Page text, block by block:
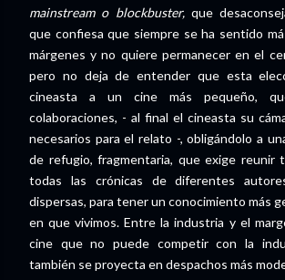
mainstream o blockbuster,que
que confiesa que siempre se ha sentido
márgenes y no quiere permanecer en el
pero no deja de entender que esta
cineasta a un cine más pequeño,
colaboraciones, - al final el cineasta su
necesarios para el relato -, obligándolo a
de refugio, fragmentaria, que exige reunir
todas las crónicas de diferentes
dispersas, para tener un conocimiento más
en que vivimos. Entre la industria y el
cine que no puede competir con la
también se proyecta en despachos más